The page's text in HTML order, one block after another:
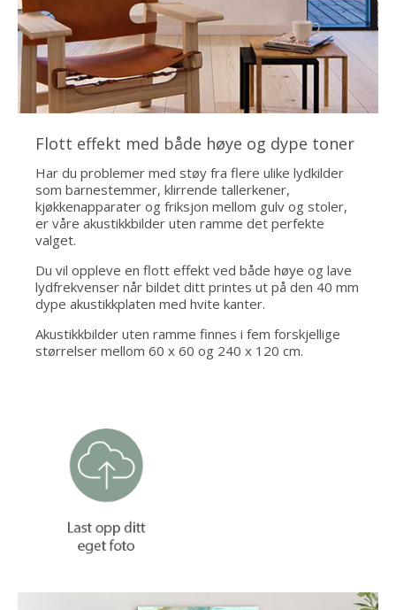
Flott effekt med både høye og dype toner
Har du problemer med støy fra flere ulike lydkilder
som barnestemmer, klirrende tallerkener,
kjøkkenapparater og friksjon mellom gulv og stoler,
er våre akustikkbilder uten ramme det perfekte
valget.
Du vil oppleve en flott effekt ved både høye og lave
lydfrekvenser når bildet ditt printes ut på den 40 mm
dype akustikkplaten med hvite kanter.
Akustikkbilder uten ramme finnes i fem forskjellige
størrelser mellom 60 x 60 og 240 x 120 cm.